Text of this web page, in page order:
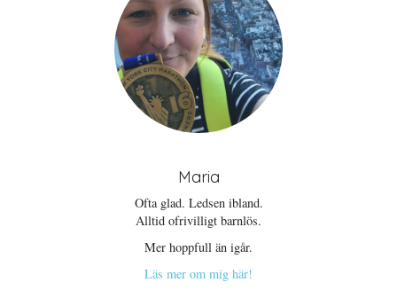
Maria
Ofta glad. Ledsen ibland.
Alltid ofrivilligt barnlös.
Mer hoppfull än igår.
Läs mer om mig här!